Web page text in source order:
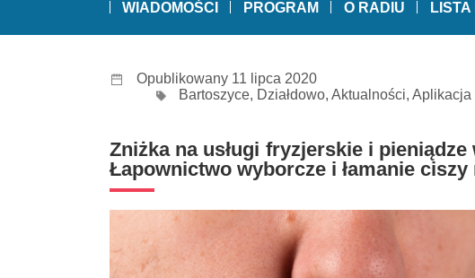
WIADOMOŚCI PROGRAM O RADIU
Opublikowany 11 lipca 2020
Bartoszyce, Działdowo, Aktualności, Aplikacja
Zniżka na usługi fryzjerskie i pieniądze
Łapownictwo wyborcze i łamanie